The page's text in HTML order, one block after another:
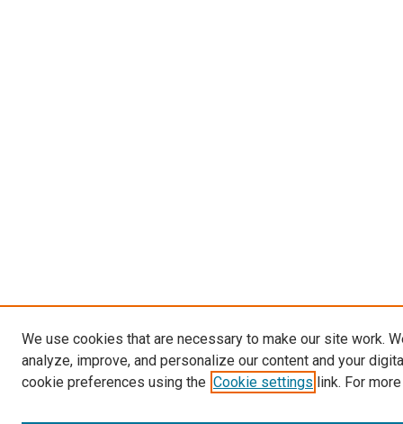
We use cookies that are necessary to make our site work.
analyze, improve, and personalize our content and your
cookie preferences using the Cookie settings link. For